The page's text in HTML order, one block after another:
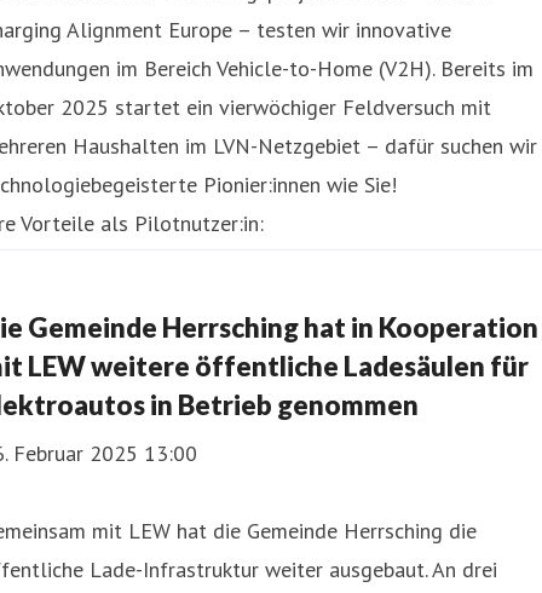
Alignment Europe – testen wir innovative
im Bereich Vehicle-to-Home (V2H). Bereits im
2025 startet ein vierwöchiger Feldversuch mit
Haushalten im LVN-Netzgebiet – dafür suchen wir
Pionier:innen wie Sie!
Vorteile als Pilotnutzer:in:
Gemeinde Herrsching hat in Kooperation
LEW weitere öffentliche Ladesäulen für
in Betrieb genommen
Februar 2025 13:00
mit LEW hat die Gemeinde Herrsching die
Lade-Infrastruktur weiter ausgebaut. An drei